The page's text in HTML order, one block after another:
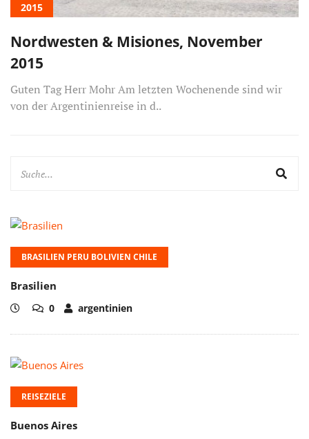
2015
Nordwesten & Misiones, November
2015
Guten Tag Herr Mohr Am letzten Wochenende sind wir
von der Argentinienreise in d..
BRASILIEN PERU BOLIVIEN CHILE
Brasilien
0 argentinien
REISEZIELE
Buenos Aires